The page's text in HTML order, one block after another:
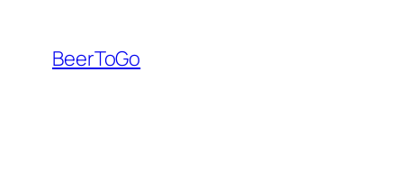
Inhalt
springen
BeerToGo